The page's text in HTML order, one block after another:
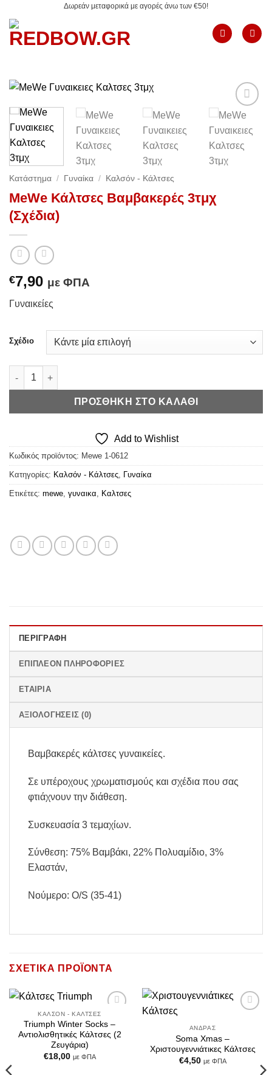
στο
περιεχόμενο
Δωρεάν μεταφορικά με αγορές άνω των €50!
Add to
Wishlist
Κατάστημα / Γυναίκα / Καλσόν - Κάλτσες
MeWe Κάλτσες Βαμβακερές 3τμχ
(Σχέδια)
€7,90 με ΦΠΑ
Γυναικείες
Σχέδιο
MeWe Κάλτσες Βαμβακερές 3τμχ (Σχέδια) ποσότητα
ΠΡΟΣΘΉΚΗ ΣΤΟ ΚΑΛΆΘΙ
Add to Wishlist
Κωδικός προϊόντος: Mewe 1-0612
Κατηγορίες: Καλσόν - Κάλτσες, Γυναίκα
Ετικέτες: mewe, γυναικα, Καλτσες
ΠΕΡΙΓΡΑΦΉ
ΕΠΙΠΛΈΟΝ ΠΛΗΡΟΦΟΡΊΕΣ
ΕΤΑΙΡΊΑ
ΑΞΙΟΛΟΓΉΣΕΙΣ (0)
Βαμβακερές κάλτσες γυναικείες.
Σε υπέροχους χρωματισμούς και σχέδια που σας
φτιάχνουν την διάθεση.
Συσκευασία 3 τεμαχίων.
Σύνθεση: 75% Βαμβάκι, 22% Πολυαμίδιο, 3%
Ελαστάν,
Νούμερο: O/S (35-41)
ΣΧΕΤΙΚΆ ΠΡΟΪΌΝΤΑ
Wishlist
ΚΑΛΣΌΝ - ΚΆΛΤΣΕΣ
Triumph Winter Socks –
Αντιολισθητικές Κάλτσες (2
Ζευγάρια)
€18,00 με ΦΠΑ
ΆΝΔΡΑΣ
Soma Xmas –
Χριστουγεννιάτικες Κάλτσες
€4,50 με ΦΠΑ